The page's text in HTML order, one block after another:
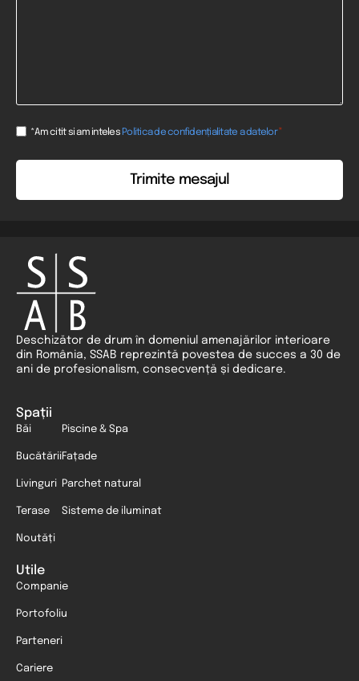
Consent
*Am citit si am inteles Politica de confidențialitate a datelor*
Deschizător de drum în domeniul amenajărilor interioare
din România, SSAB reprezintă povestea de succes a 30 de
ani de profesionalism, consecvență și dedicare.
Spații
Băi
Bucătării
Livinguri
Terase
Noutăți
Piscine & Spa
Fațade
Parchet natural
Sisteme de iluminat
Utile
Companie
Portofoliu
Parteneri
Cariere